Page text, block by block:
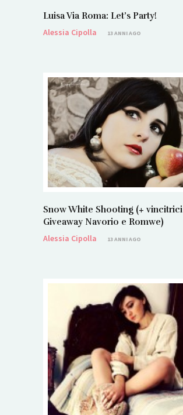
Luisa Via Roma: Let’s Party!
Alessia Cipolla
13 ANNI AGO
Snow White Shooting (+ vincitrici
Giveaway Navorio e Romwe)
Alessia Cipolla
13 ANNI AGO